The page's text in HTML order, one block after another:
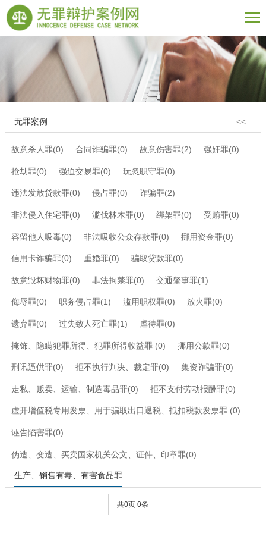
无罪案例 <<
故意杀人罪(0) 合同诈骗罪(0) 故意伤害罪(2) 强奸罪(0)
抢劫罪(0) 强迫交易罪(0) 玩忽职守罪(0)
违法发放贷款罪(0) 侵占罪(0) 诈骗罪(2)
非法侵入住宅罪(0) 滥伐林木罪(0) 绑架罪(0) 受贿罪(0)
容留他人吸毒(0) 非法吸收公众存款罪(0) 挪用资金罪(0)
信用卡诈骗罪(0) 重婚罪(0) 骗取贷款罪(0)
故意毁坏财物罪(0) 非法拘禁罪(0) 交通肇事罪(1)
侮辱罪(0) 职务侵占罪(1) 滥用职权罪(0) 放火罪(0)
遗弃罪(0) 过失致人死亡罪(1) 虐待罪(0)
掩饰、隐瞒犯罪所得、犯罪所得收益罪 (0) 挪用公款罪(0)
刑讯逼供罪(0) 拒不执行判决、裁定罪(0) 集资诈骗罪(0)
走私、贩卖、运输、制造毒品罪(0) 拒不支付劳动报酬罪(0)
虚开增值税专用发票、用于骗取出口退税、抵扣税款发票罪 (0)
诬告陷害罪(0)
伪造、变造、买卖国家机关公文、证件、印章罪(0)
生产、销售有毒、有害食品罪
共0页 0条